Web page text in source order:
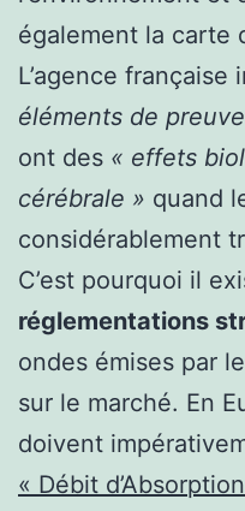
également la carte
L’agence française
éléments de
ont des « effets
cérébrale » quand
considérablement
C’est pourquoi il
réglementations
ondes émises par
sur le marché. En
doivent
« Débit